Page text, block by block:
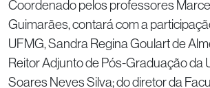
Coordenado pelos professores
Guimarães, contará com a
UFMG, Sandra Regina Goulart de
Reitor Adjunto de Pós-Graduação da
Soares Neves Silva; do diretor da